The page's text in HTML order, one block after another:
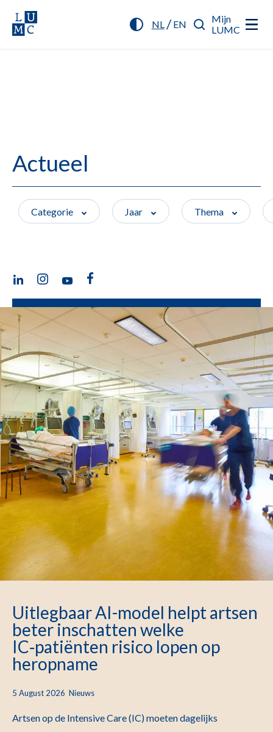
NL/ EN
Mijn
LUMC
Actueel
Categorie Jaar Thema
Uitlegbaar AI-model helpt artsen
beter inschatten welke
IC‑patiënten risico lopen op
heropname
5 August 2026 Nieuws
Artsen op de Intensive Care (IC) moeten dagelijks